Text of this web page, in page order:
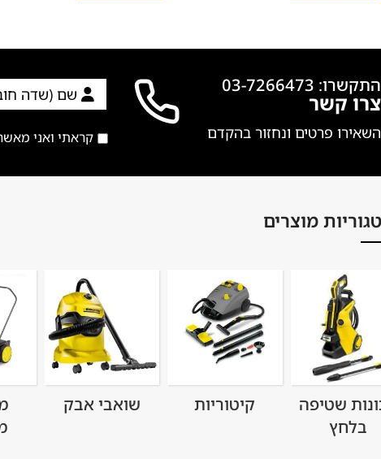
קראתי ואני
התקשרו: 03-7266473
צרו קשר
השאירו פרטים ונחזור בהקדם
מוצרים
שטיפה
בלחץ
קיטוריות שואבי אבק